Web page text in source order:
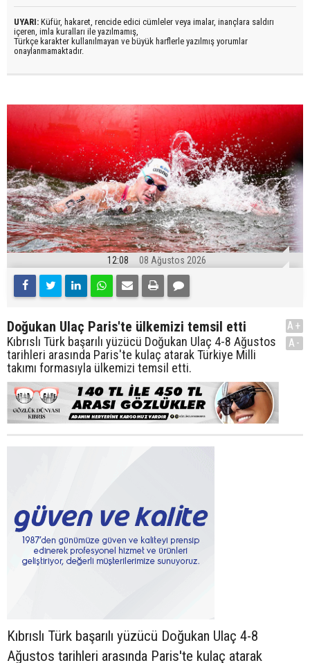
UYARI: Küfür, hakaret, rencide edici cümleler veya imalar, inançlara saldırı
içeren, imla kuralları ile yazılmamış,
Türkçe karakter kullanılmayan ve büyük harflerle yazılmış yorumlar
onaylanmamaktadır.
12:08 08 Ağustos 2026
Doğukan Ulaç Paris'te ülkemizi temsil etti
Kıbrıslı Türk başarılı yüzücü Doğukan Ulaç 4-8 Ağustos
tarihleri arasında Paris'te kulaç atarak Türkiye Milli
takımı formasıyla ülkemizi temsil etti.
A+
A-
Kıbrıslı Türk başarılı yüzücü Doğukan Ulaç 4-8
Ağustos tarihleri arasında Paris'te kulaç atarak